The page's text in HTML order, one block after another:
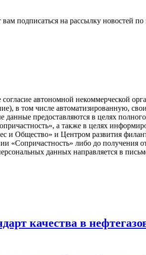
подписаться на рассылку новостей по
автономной некоммерческой
в том числе автоматизированную,
предоставляются в целях
а также в целях
и Общество» и Центром развития
либо до получения
данных направляется в
качества в